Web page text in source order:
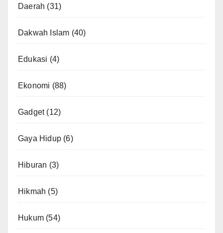
Daerah (31)
Dakwah Islam (40)
Edukasi (4)
Ekonomi (88)
Gadget(12)
Gaya Hidup (6)
Hiburan (3)
Hikmah (5)
Hukum (54)